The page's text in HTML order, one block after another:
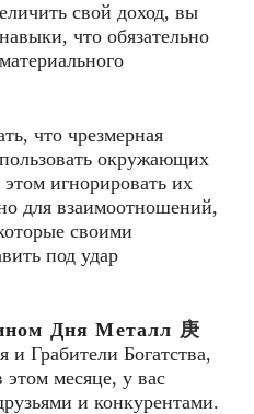
свой доход, вы
что обязательно
что чрезмерная
окружающих
игнорировать их
для взаимоотношений,
своими
под удар
Дня Металл 庚
Грабители Богатства,
месяце, у вас
и конкурентами.